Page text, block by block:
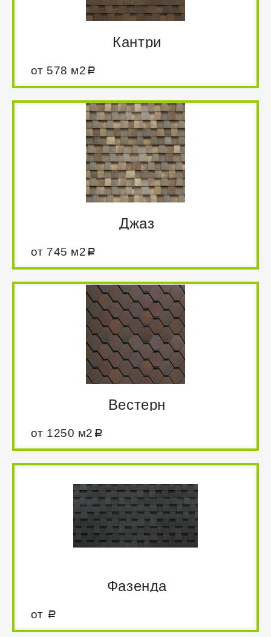
Кантри
Коллекция двухслойной черепицы Кантри включает
в себя девять благородных цветовых решений,
которые воспроизводят сочетания различных
оттенков в природе и дают возможность
реализовать любую предлагаемую архитектором
концепцию. Черепица с особой формой нарезки
позволяет создать живописную кровлю с красивой
объемной фактурой.
от 578 м2
Джаз
Изысканная цветовая гамма, игра
оттенков и 3D объем. Особая форма
нарезки черепицы создаёт впечатление,
что кровля выполнена из натурального
штучного материала: дранки или сланца.
Двухслойная черепица с увеличенной
толщиной гонта обладает повышенной
прочностью и ветроустойчивостью и
имеет гарантию 50 лет.
от 745 м2
Вестерн
Двухслойная черепица с запатентованной формой,
классическому облику черепицы неповторимый
голографический объём. Коллекция Вестерн - это
сочетание уникальных оттенков и великолепных
технических характеристик, которые придают
кровле особые прочностные свойства и позволяют
предоставить гарантию на неё сроком на 55 лет.
Безупречное решение для тех, кто выбирает
материалы премиум качества.
от 1250 м2
Фазенда
от